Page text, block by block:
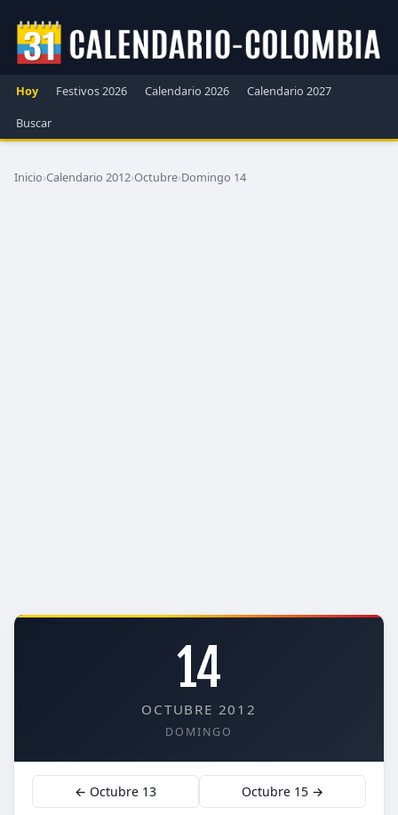
Hoy Festivos 2026 Calendario 2026
Calendario 2027
Buscar
Inicio›Calendario 2012›Octubre›Domingo 14
14
OCTUBRE 2012
DOMINGO
← Octubre 13 Octubre 15 →